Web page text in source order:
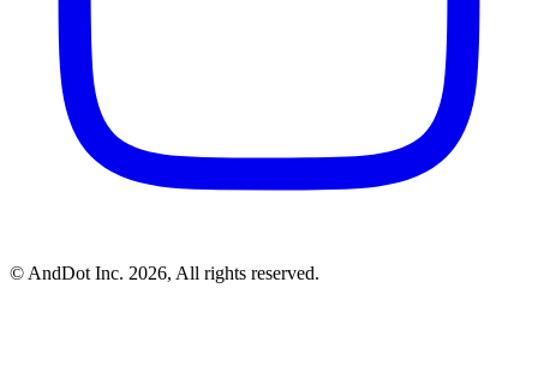
© AndDot Inc. 2026, All rights reserved.